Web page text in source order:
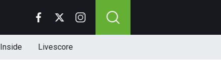
Inside Livescore